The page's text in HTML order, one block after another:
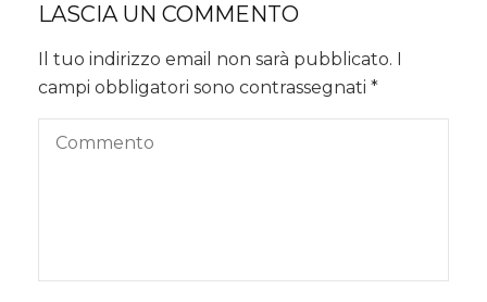
LASCIA UN COMMENTO
Il tuo indirizzo email non sarà pubblicato. I
campi obbligatori sono contrassegnati *